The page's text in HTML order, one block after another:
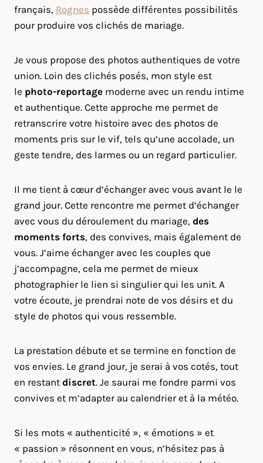
français, Rognes possède différentes possibilités
pour produire vos clichés de mariage.
Je vous propose des photos authentiques de votre
union. Loin des clichés posés, mon style est
le photo-reportage moderne avec un rendu intime
et authentique. Cette approche me permet de
retranscrire votre histoire avec des photos de
moments pris sur le vif, tels qu’une accolade, un
geste tendre, des larmes ou un regard particulier.
Il me tient à cœur d’échanger avec vous avant le le
grand jour. Cette rencontre me permet d’échanger
avec vous du déroulement du mariage, des
moments forts, des convives, mais également de
vous. J’aime échanger avec les couples que
j’accompagne, cela me permet de mieux
photographier le lien si singulier qui les unit. A
votre écoute, je prendrai note de vos désirs et du
style de photos qui vous ressemble.
La prestation débute et se termine en fonction de
vos envies. Le grand jour, je serai à vos cotés, tout
en restant discret. Je saurai me fondre parmi vos
convives et m’adapter au calendrier et à la météo.
Si les mots « authenticité », « émotions » et
« passion » résonnent en vous, n’hésitez pas à